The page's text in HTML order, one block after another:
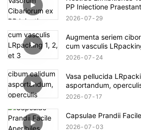
PP Iniectione
2026 07 29
Augmenta seriem
cum vasculis
compartimentorum,
2026 07 24
Vasa pellucida
asportandum,
resistentibus.
2026 07 17
Capsulae Prandii
2026 07 03